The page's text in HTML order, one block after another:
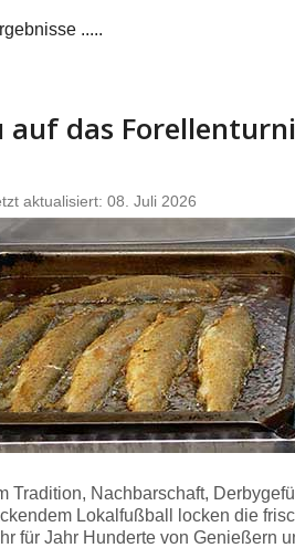
.....
auf das
aktualisiert: 08. Juli 2026
Tradition, Nachbarschaft,
Lokalfußball locken die
für Jahr Hunderte von Genießern